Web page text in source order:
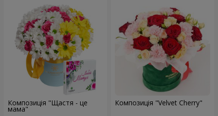
Композиція "Щастя - це
мама"
Композиція "Velvet Cherry"